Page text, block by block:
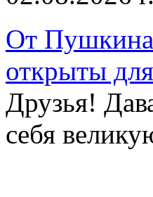
От Пушкина
открыты
Друзья!
себя